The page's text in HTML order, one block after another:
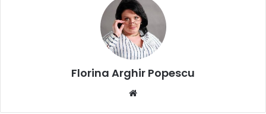
Florina Arghir Popescu